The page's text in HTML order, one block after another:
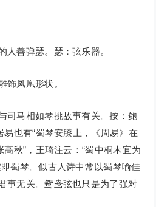
善弹瑟。瑟：弦乐器。
凤凰形状。
马相如琴挑故事有关。按：鲍
易也有“蜀琴安膝上，《周易》在
高秋”，王琦注云：“蜀中桐木宜为
蜀琴。似古人诗中常以蜀琴喻佳
事无关。鸳鸯弦也只是为了强对